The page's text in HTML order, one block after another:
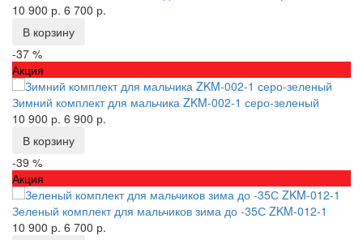
10 900 р. 6 700 р.
В корзину
-37 %
Акция
Зимний комплект для мальчика ZKM-002-1 серо-зеленый
10 900 р. 6 900 р.
В корзину
-39 %
Акция
Зеленый комплект для мальчиков зима до -35С ZKM-012-1
10 900 р. 6 700 р.